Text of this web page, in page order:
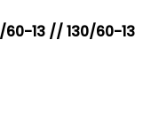
13 // 130/60-13